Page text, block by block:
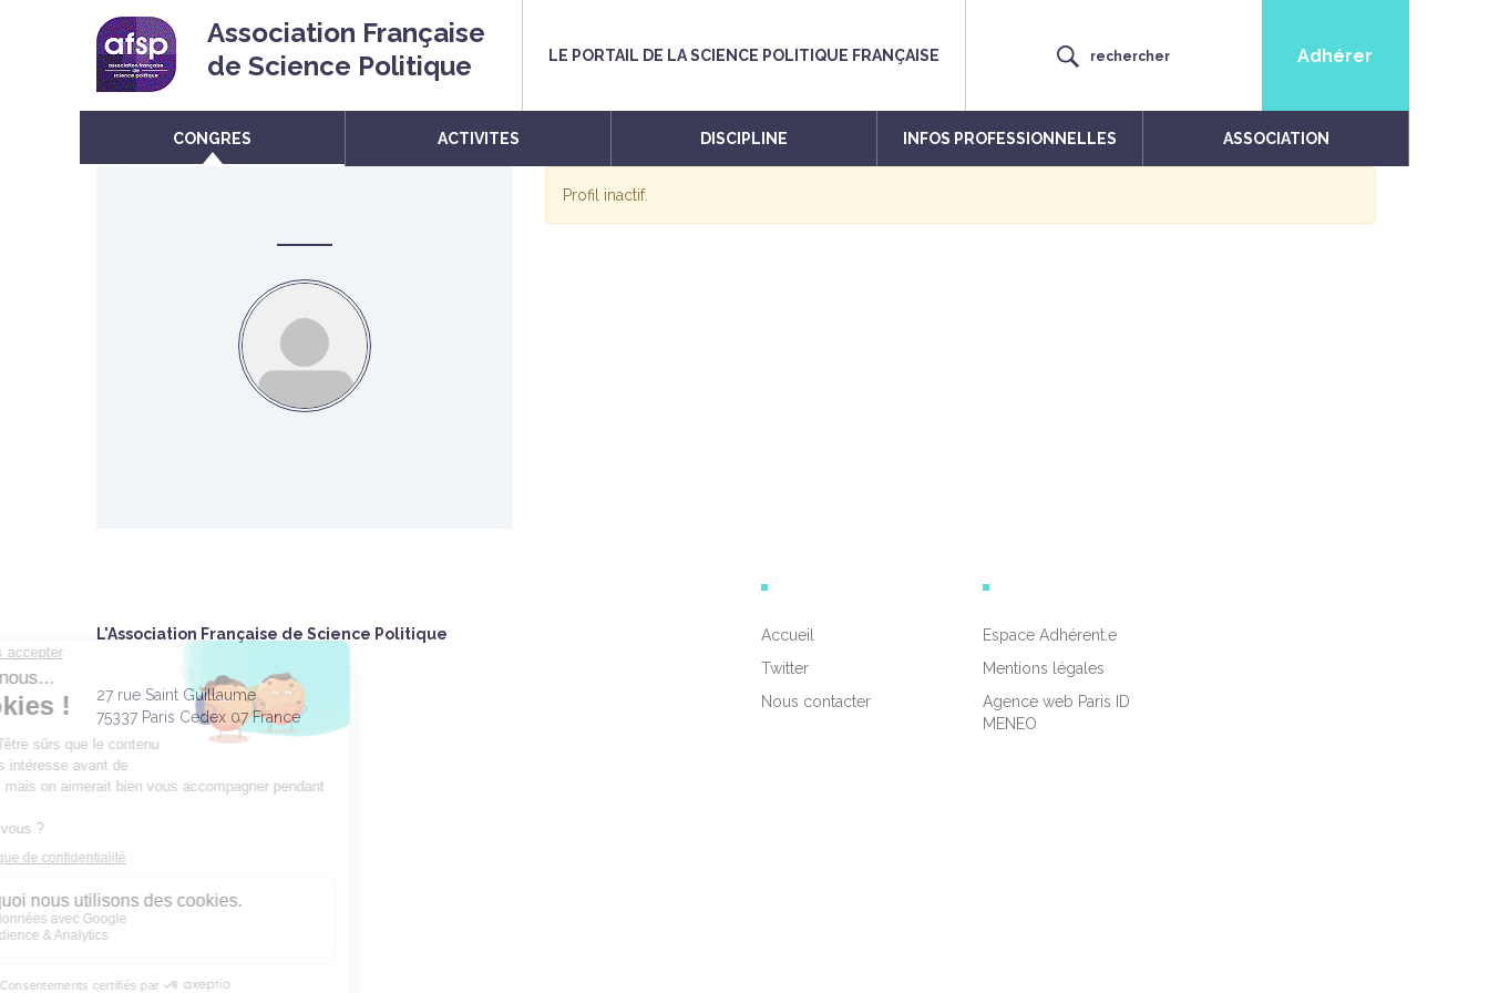
Association Française
de Science Politique
LE PORTAIL DE LA SCIENCE POLITIQUE FRANÇAISE rechercher Adhérer
CONGRES ACTIVITES DISCIPLINE INFOS PROFESSIONNELLES ASSOCIATION
Profil inactif.
L'Association Française de Science Politique
27 rue Saint Guillaume
75337 Paris Cedex 07 France
Accueil
Twitter
Nous contacter
Espace Adhérent.e
Mentions légales
Agence web Paris ID
MENEO